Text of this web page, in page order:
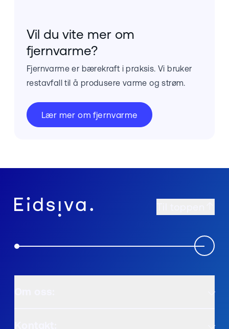
Vil du vite mer om
fjernvarme?
Fjernvarme er bærekraft i praksis. Vi bruker
restavfall til å produsere varme og strøm.
Lær mer om fjernvarme